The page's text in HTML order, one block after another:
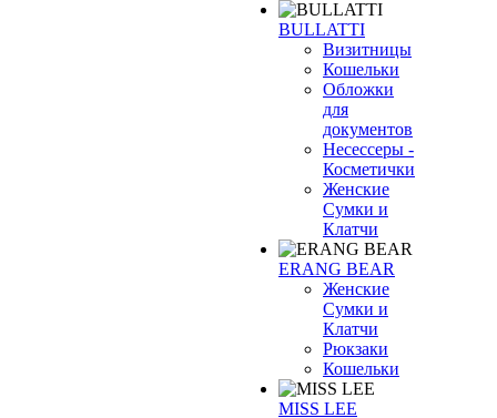
BULLATTI
Визитницы
Кошельки
Обложки
для
документов
Несессеры -
Косметички
Женские
Сумки и
Клатчи
ERANG BEAR
Женские
Сумки и
Клатчи
Рюкзаки
Кошельки
MISS LEE